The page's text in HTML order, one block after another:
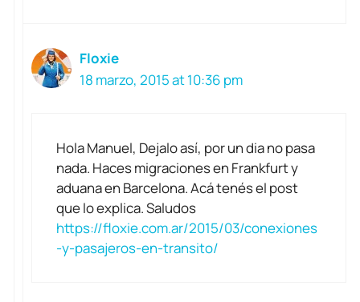
Floxie
18 marzo, 2015 at 10:36 pm
Hola Manuel, Dejalo así, por un dia no pasa
nada. Haces migraciones en Frankfurt y
aduana en Barcelona. Acá tenés el post
que lo explica. Saludos
https://floxie.com.ar/2015/03/conexiones
-y-pasajeros-en-transito/